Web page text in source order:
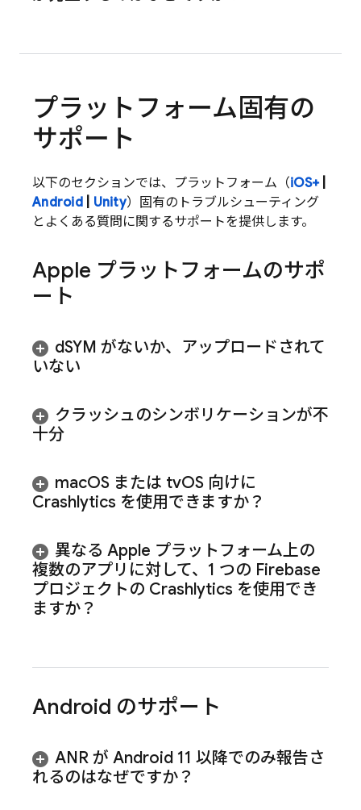
プラットフォーム固有の
サポート
以下のセクションでは、プラットフォーム（iOS+|
Android| Unity）固有のトラブルシューティング
とよくある質問に関するサポートを提供します。
Apple プラットフォームのサポ
ート
dSYM がないか、アップロードされて
いない
クラッシュのシンボリケーションが不
十分
macOS または tvOS 向けに
Crashlytics を使用できますか？
異なる Apple プラットフォーム上の
複数のアプリに対して、1 つの Firebase
プロジェクトの Crashlytics を使用でき
ますか？
Android のサポート
ANR が Android 11 以降でのみ報告さ
れるのはなぜですか？